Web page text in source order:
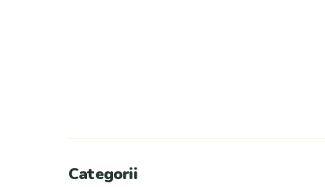
Categorii